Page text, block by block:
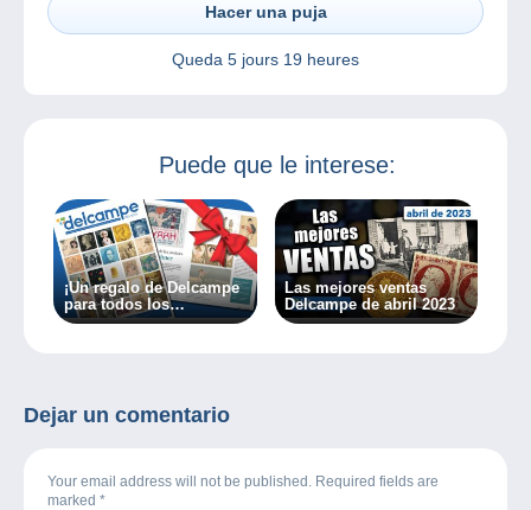
Hacer una puja
Queda 5 jours 19 heures
Puede que le interese:
¡Un regalo de Delcampe
para todos los
coleccionistas!
Las mejores ventas
Delcampe de abril 2023
Dejar un comentario
Your email address will not be published. Required fields are
marked *